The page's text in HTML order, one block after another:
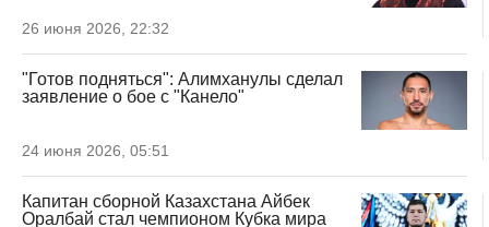
26 июня 2026, 22:32
"Готов подняться": Алимханулы сделал
заявление о бое с "Канело"
24 июня 2026, 05:51
Капитан сборной Казахстана Айбек
Оралбай стал чемпионом Кубка мира